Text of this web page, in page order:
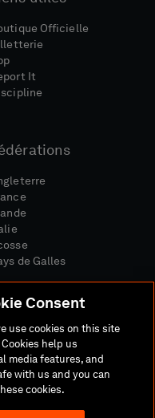
Officielle
It
de Galles
De Cookies
Consent
use cookies on this site
help us
media features, and
with us and you can
cookies.